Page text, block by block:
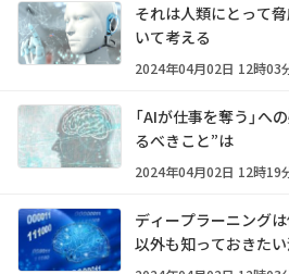
それは人類にとって
いて考える
2024年04月02日 12時03
「AIが仕事を奪う」
るべきこと”は
2024年04月02日 12時19
ディープラーニング
以外も知っておきた